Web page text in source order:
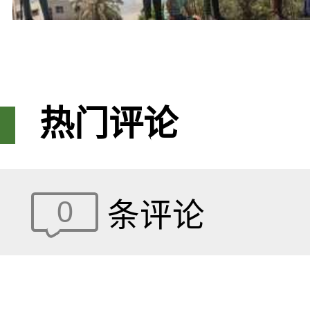
热门评论
0 条评论